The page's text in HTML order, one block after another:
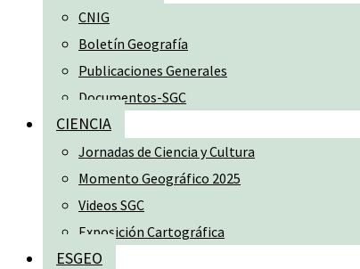
CNIG
Boletín Geografía
Publicaciones Generales
Documentos-SGC
CIENCIA
Jornadas de Ciencia y Cultura
Momento Geográfico 2025
Videos SGC
Exposición Cartográfica
ESGEO